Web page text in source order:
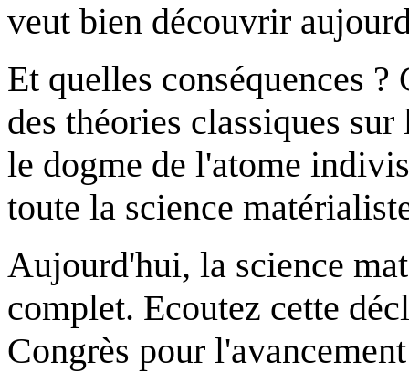
veut bien découvrir
Et quelles conséquences
des théories classiques
le dogme de l'atome
toute la science
Aujourd'hui, la science
complet. Ecoutez cette
Congrès pour